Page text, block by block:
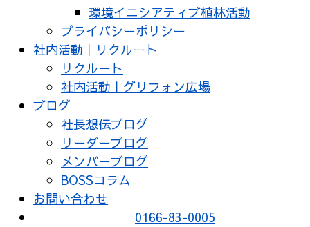
環境イニシアティブ植林活動
プライバシーポリシー
社内活動｜リクルート
リクルート
社内活動｜グリフォン広場
ブログ
社長想伝ブログ
リーダーブログ
メンバーブログ
BOSSコラム
お問い合わせ
0166-83-0005